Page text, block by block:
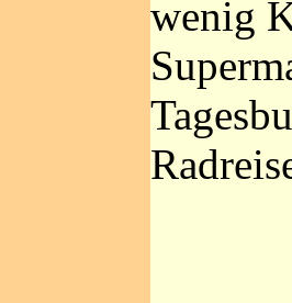
wenig